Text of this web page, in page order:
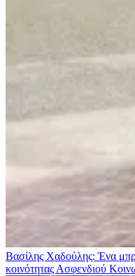
Βασίλης Χαδούλης: Ένα
κοινότητας Ασφενδιού